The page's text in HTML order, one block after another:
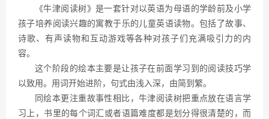
《牛津阅读树》是一套针对以英语为母语的学龄前及小学
孩子培养阅读兴趣的寓教于乐的儿童英语读物。包括了故事、
诗歌、有声读物和互动游戏等各种对孩子们充满吸引力的内
容。
这个阶段的绘本主要是让孩子在前面学习到的阅读技巧学
以致用。用词开始进阶，句式由浅入深，由简到繁。
同绘本更注重故事性相比，牛津阅读树把重点放在语言学
习上，书里的每个词汇或者语篇难度都是划分得很清楚的，而